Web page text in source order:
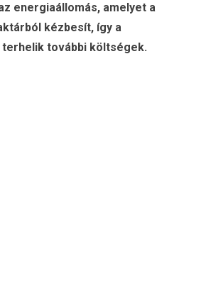
energiaállomás, amelyet a
kézbesít, így a
további költségek.